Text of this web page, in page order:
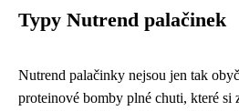
Typy Nutrend palačinek
Nutrend palačinky nejsou jen tak
proteinové bomby plné chuti, které si